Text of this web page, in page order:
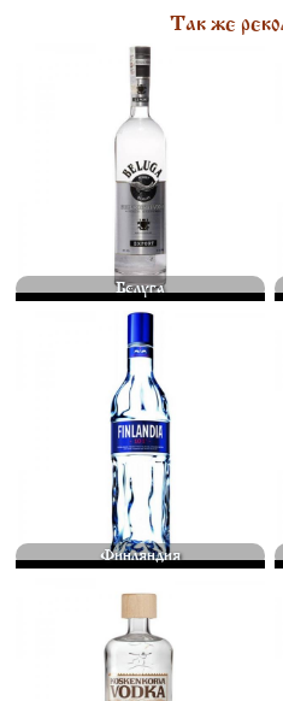
Так же
Белуга
ВОДКА "БЕЛУГА" ОТНОСИТСЯ К
КЛАССУ ЭЛИТНЫХ АЛКОГОЛЬНЫХ
НАПИТКОВ. СВОЕ НАЗВАНИЕ ОНА
ПОЛУЧИЛА ОТ ОДНОИМЕННОЙ
РЫБЫ, ЗАНЕСЕННОЙ В КРАСНУЮ
КНИГУ. С ПЕРВЫХ ЛЕТ... 500 МЛ.
3000⃏
Финляндия
ВОДКА FINLANDIA — ОДНА ИЗ
ЛУЧШИХ ВОДОК КЛАССА
«ПРЕМИУМ» В МИРЕ.
ТЕХНОЛОГИЮ ПРОИЗВОДСТВА
ВОДКИ ПО ПРАВУ МОЖНО
НАЗВАТЬ УНИКАЛЬНОЙ, ТАК
КАК... 500 МЛ.
2750⃏
ВОДКА ПРЕМИУМ-КЛАССА,
ВЫПУСКАЕМАЯ КОМПАНИЕЙ
«ALTIA GROUP» С 1953 ГОДА.
ПОЛНОЕ НАЗВАНИЕ БРЕНДА —...
500 МЛ.